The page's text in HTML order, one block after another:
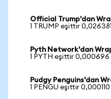
Official Trump'dan
1 TRUMP eşittir
Pyth Network'dan
1 PYTH eşittir 0,000696
Pudgy Penguins'dan
1 PENGU eşittir